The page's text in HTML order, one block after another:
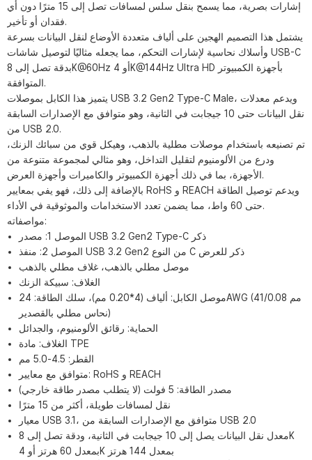
إشارات بصرية، مما يسمح بنقل سلس لمسافات تصل إلى 15 مترًا دون أي
فقدان أو تأخير.
يشتمل هذا التصميم الهجين على ألياف متعددة الأوضاع لنقل البيانات بسرعة
وأسلاك نحاسية لإشارات التحكم، مما يجعله مثاليًا لتوصيل شاشات USB-C
بدقة تصل إلى 8K@60Hz أو 4K@144Hz Ultra HD بأجهزة الكمبيوتر
المتوافقة.
يتميز هذا الكابل بموصلات USB 3.2 Gen2 Type-C Male، ويدعم معدلات
نقل البيانات حتى 10 جيجابت في الثانية، وهو متوافق مع الإصدارات السابقة
من USB 2.0.
تم تصنيعه باستخدام موصلات مطلية بالذهب، وهيكل قوي من سبائك الزنك،
ودرع من الألومنيوم لتقليل التداخل، وهو مثالي لمجموعة متنوعة من
الأجهزة، بما في ذلك أجهزة الكمبيوتر والكاميرات وأجهزة العرض.
بالإضافة إلى ذلك، فهو يفي بمعايير RoHS و REACH ويدعم توصيل الطاقة
حتى 60 واط، مما يضمن تعدد الاستخدامات والموثوقية في الأداء.
مواصفاته:
الموصل 1: مصدر USB 3.2 Gen2 Type-C ذكر
الموصل 2: ​​منفذ USB 3.2 Gen2 من النوع C ذكر للعرض
موصل مطلي بالذهب، غلاف مطلي بالذهب
الغلاف: سبيكة الزنك
موصل الكابل: ألياف (4*0.20 مم)، سلك الطاقة: 24AWG (41/0.08 مم
نحاس مطلي بالقصدير)
الحماية: رقائق الألومنيوم، والجدائل
الغلاف: مادة TPE
القطر: 4.5-5.0 مم
متوافق مع معايير: RoHS و REACH
مصدر الطاقة: 5 فولت (لا يتطلب مصدر طاقة خارجي)
نقل لمسافات طويلة، أكثر من 15 مترًا
معيار USB 3.1، متوافق مع الإصدارات السابقة من USB 2.0
معدل نقل البيانات يصل إلى 10 جيجابت في الثانية، ودقة تصل إلى 8K
بمعدل 60 هرتز أو 4K بمعدل 144 هرتز